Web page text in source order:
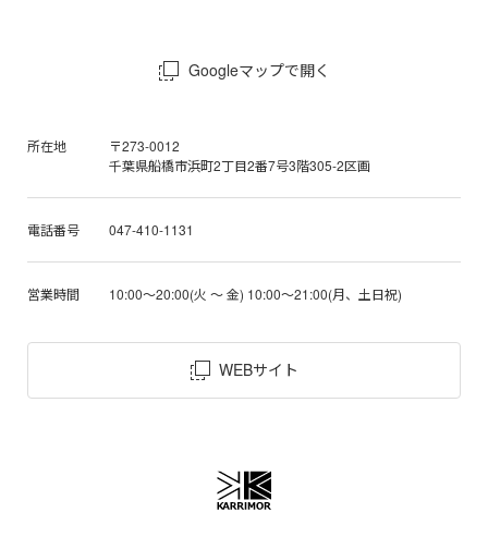
Googleマップで開く
所在地
〒273-0012
千葉県船橋市浜町2丁目2番7号3階305-2区画
電話番号 047-410-1131
営業時間 10:00～20:00(火 ～ 金) 10:00～21:00(月、土日祝)
WEBサイト